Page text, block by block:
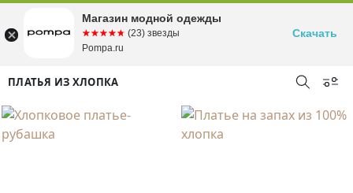
ПЛАТЬЯ ИЗ ХЛОПКА
Магазин модной одежды
☆☆☆☆☆
★★★★★ (23) звезды
Pompa.ru
Скачать